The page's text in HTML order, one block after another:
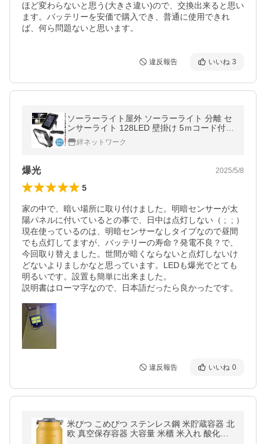
ほど変わらないと思う(大きさ違い)ので、交換出来ると思い
ます。バッテリーを安価で購入でき、普通に使用できれ
違反報告 いいね 3
ソーラーライト屋外 ソーラーライト 分離 セ
ンサーライト 128LED 壁掛け 5ｍコード付き
太陽光充電 モーションセンサー 玄関 駐車場
防犯 庭 ガーデン BUNBUN
絆ネットワーク
爆光 2025/5/8
5
家の中で、暗い場所に取り付けました。明暗センサーが太
陽パネルに付いているとの事で、日中は点灯しない（ ;  ; ）
現在使っているのは、明暗センサーなしタイプなので昼間
でも点灯してますが、バッテリーの寿命？発電不良？で、
今回取り替えました。世間が暗くならないと点灯しないけ
どないよりましかなと思っています。LEDも爆光でとても
明るいです。設置も簡単に出来ました。
説明書はローマ字なので、日本語だったら良かったです。
違反報告 いいね 0
米びつ こめびつ ステンレス鋼 米貯蔵容器 北
欧 真空保存容器 大容量 米櫃 米入れ 酸化防